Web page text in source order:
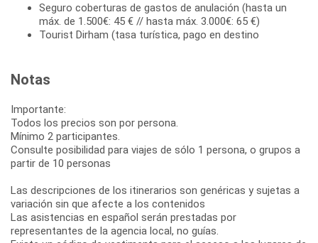
Seguro coberturas de gastos de anulación (hasta un
máx. de 1.500€: 45 € // hasta máx. 3.000€: 65 €)
Tourist Dirham (tasa turística, pago en destino
Notas
Importante:
Todos los precios son por persona.
Mínimo 2 participantes.
Consulte posibilidad para viajes de sólo 1 persona, o grupos a
partir de 10 personas
Las descripciones de los itinerarios son genéricas y sujetas a
variación sin que afecte a los contenidos
Las asistencias en español serán prestadas por
representantes de la agencia local, no guías.